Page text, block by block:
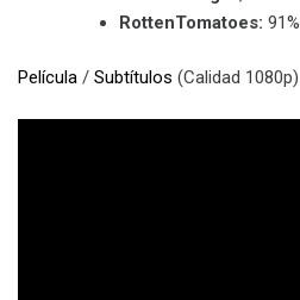
RottenTomatoes: 91%
Película / Subtítulos (Calidad 1080p)